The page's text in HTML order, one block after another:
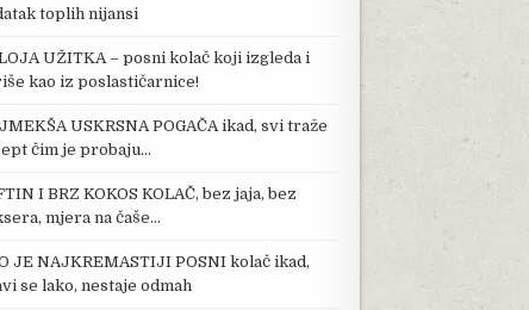
toplih nijansi
UŽITKA – posni kolač koji izgleda i
kao iz poslastičarnice!
USKRSNA POGAČA ikad, svi traže
čim je probaju…
I BRZ KOKOS KOLAČ, bez jaja, bez
mjera na čaše…
JE NAJKREMASTIJI POSNI kolač ikad,
se lako, nestaje odmah